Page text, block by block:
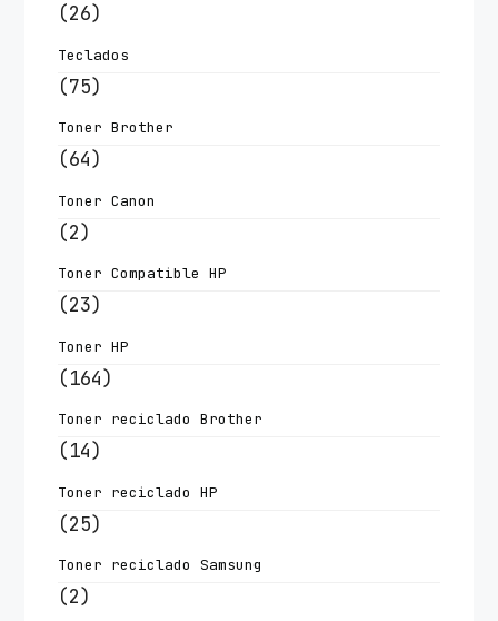
(26)
Teclados
(75)
Toner Brother
(64)
Toner Canon
(2)
Toner Compatible HP
(23)
Toner HP
(164)
Toner reciclado Brother
(14)
Toner reciclado HP
(25)
Toner reciclado Samsung
(2)